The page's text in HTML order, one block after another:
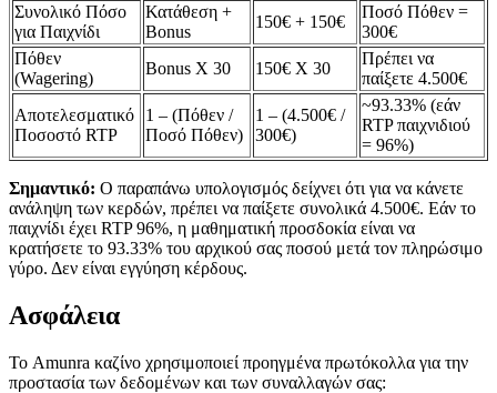
Συνολικό Πόσο
για Παιχνίδι
Κατάθεση +
Bonus
150€ + 150€
Ποσό Πόθεν =
300€
Πόθεν
(Wagering)
Bonus Χ 30 150€ Χ 30
Πρέπει να
παίξετε 4.500€
Αποτελεσματικό
Ποσοστό RTP
1 – (Πόθεν /
Ποσό Πόθεν)
1 – (4.500€ /
300€)
~93.33% (εάν
RTP παιχνιδιού
= 96%)
Σημαντικό: Ο παραπάνω υπολογισμός δείχνει ότι για να κάνετε
ανάληψη των κερδών, πρέπει να παίξετε συνολικά 4.500€. Εάν το
παιχνίδι έχει RTP 96%, η μαθηματική προσδοκία είναι να
κρατήσετε το 93.33% του αρχικού σας ποσού μετά τον πληρώσιμο
γύρο. Δεν είναι εγγύηση κέρδους.
Ασφάλεια
Το Amunra καζίνο χρησιμοποιεί προηγμένα πρωτόκολλα για την
προστασία των δεδομένων και των συναλλαγών σας: